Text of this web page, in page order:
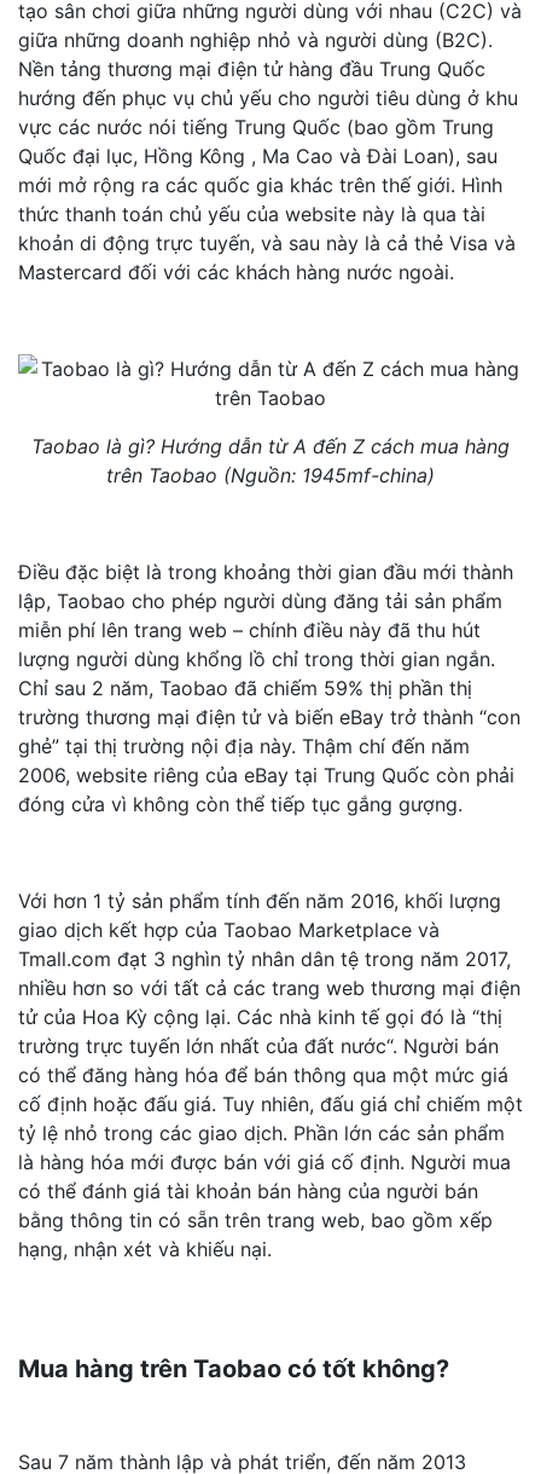
tạo sân chơi giữa những người dùng với nhau (C2C) và
giữa những doanh nghiệp nhỏ và người dùng (B2C).
Nền tảng thương mại điện tử hàng đầu Trung Quốc
hướng đến phục vụ chủ yếu cho người tiêu dùng ở khu
vực các nước nói tiếng Trung Quốc (bao gồm Trung
Quốc đại lục, Hồng Kông , Ma Cao và Đài Loan), sau
mới mở rộng ra các quốc gia khác trên thế giới. Hình
thức thanh toán chủ yếu của website này là qua tài
khoản di động trực tuyến, và sau này là cả thẻ Visa và
Mastercard đối với các khách hàng nước ngoài.
Taobao là gì? Hướng dẫn từ A đến Z cách mua hàng
trên Taobao (Nguồn: 1945mf-china)
Điều đặc biệt là trong khoảng thời gian đầu mới thành
lập, Taobao cho phép người dùng đăng tải sản phẩm
miễn phí lên trang web – chính điều này đã thu hút
lượng người dùng khổng lồ chỉ trong thời gian ngắn.
Chỉ sau 2 năm, Taobao đã chiếm 59% thị phần thị
trường thương mại điện tử và biến eBay trở thành “con
ghẻ” tại thị trường nội địa này. Thậm chí đến năm
2006, website riêng của eBay tại Trung Quốc còn phải
đóng cửa vì không còn thể tiếp tục gắng gượng.
Với hơn 1 tỷ sản phẩm tính đến năm 2016, khối lượng
giao dịch kết hợp của Taobao Marketplace và
Tmall.com đạt 3 nghìn tỷ nhân dân tệ trong năm 2017,
nhiều hơn so với tất cả các trang web thương mại điện
tử của Hoa Kỳ cộng lại. Các nhà kinh tế gọi đó là “thị
trường trực tuyến lớn nhất của đất nước“. Người bán
có thể đăng hàng hóa để bán thông qua một mức giá
cố định hoặc đấu giá. Tuy nhiên, đấu giá chỉ chiếm một
tỷ lệ nhỏ trong các giao dịch. Phần lớn các sản phẩm
là hàng hóa mới được bán với giá cố định. Người mua
có thể đánh giá tài khoản bán hàng của người bán
bằng thông tin có sẵn trên trang web, bao gồm xếp
hạng, nhận xét và khiếu nại.
Mua hàng trên Taobao có tốt không?
Sau 7 năm thành lập và phát triển, đến năm 2013